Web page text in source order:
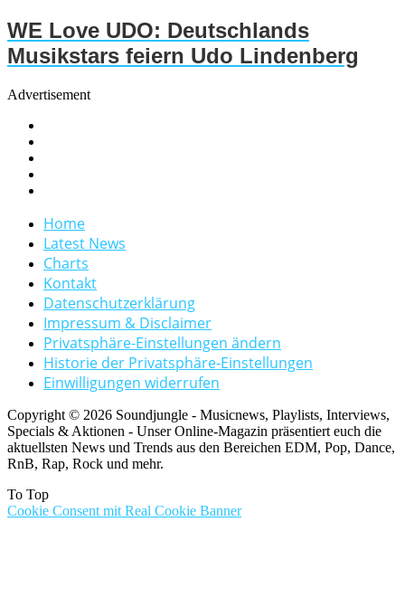
WE Love UDO: Deutschlands
Musikstars feiern Udo Lindenberg
Advertisement
Home
Latest News
Charts
Kontakt
Datenschutzerklärung
Impressum & Disclaimer
Privatsphäre-Einstellungen ändern
Historie der Privatsphäre-Einstellungen
Einwilligungen widerrufen
Copyright © 2026 Soundjungle - Musicnews, Playlists, Interviews,
Specials & Aktionen - Unser Online-Magazin präsentiert euch die
aktuellsten News und Trends aus den Bereichen EDM, Pop, Dance,
RnB, Rap, Rock und mehr.
To Top
Cookie Consent mit Real Cookie Banner